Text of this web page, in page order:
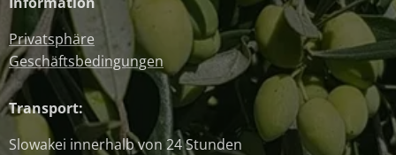
Privatsphäre
Geschäftsbedingungen
Transport:
Slowakei innerhalb von 24 Stunden